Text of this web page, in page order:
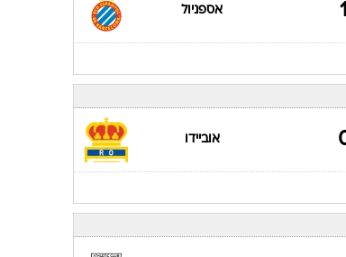
אספניול
אוביידו